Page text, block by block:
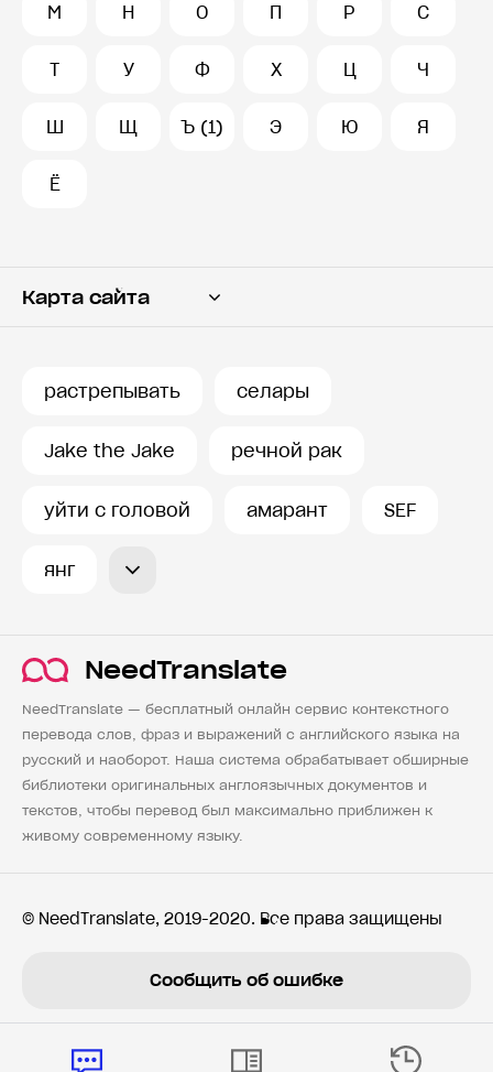
М Н О П Р С
Т У Ф Х Ц Ч
Ш Щ Ъ (1) Э Ю Я
Ё
Карта сайта
растрепывать селары
Jake the Jake речной рак
уйти с головой амарант SEF
янг
NeedTranslate
NeedTranslate — бесплатный онлайн сервис контекстного
перевода слов, фраз и выражений с английского языка на
русский и наоборот. Наша система обрабатывает обширные
библиотеки оригинальных англоязычных документов и
текстов, чтобы перевод был максимально приближен к
живому современному языку.
© NeedTranslate, 2019-2020. Все права защищены
Сообщить об ошибке